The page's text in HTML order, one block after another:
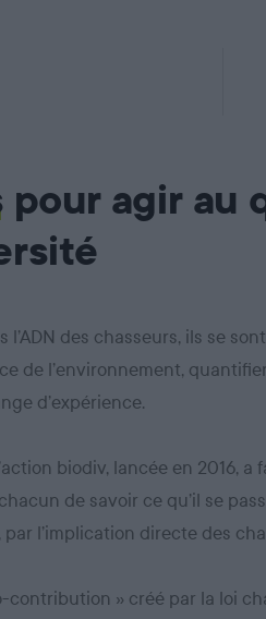
pour agir au
l’ADN des chasseurs, ils se
de l’environnement,
d’expérience.
biodiv, lancée en 2016,
de savoir ce qu’il se
par l’implication directe des
contribution » créé par la loi